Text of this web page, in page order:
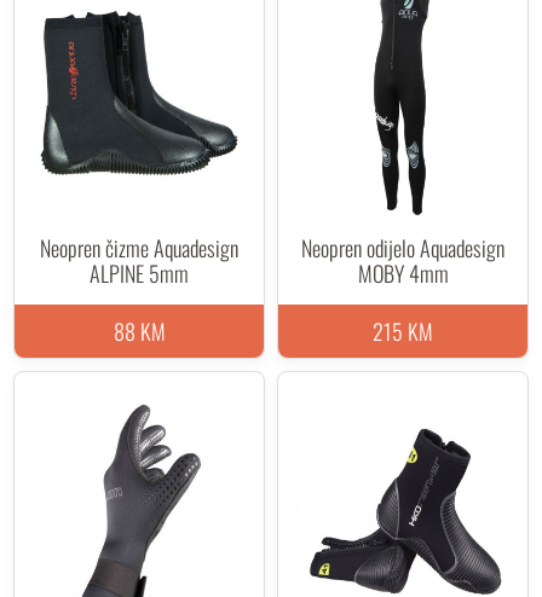
Neopren čizme Aquadesign
ALPINE 5mm
88 KM
Neopren odijelo Aquadesign
MOBY 4mm
215 KM